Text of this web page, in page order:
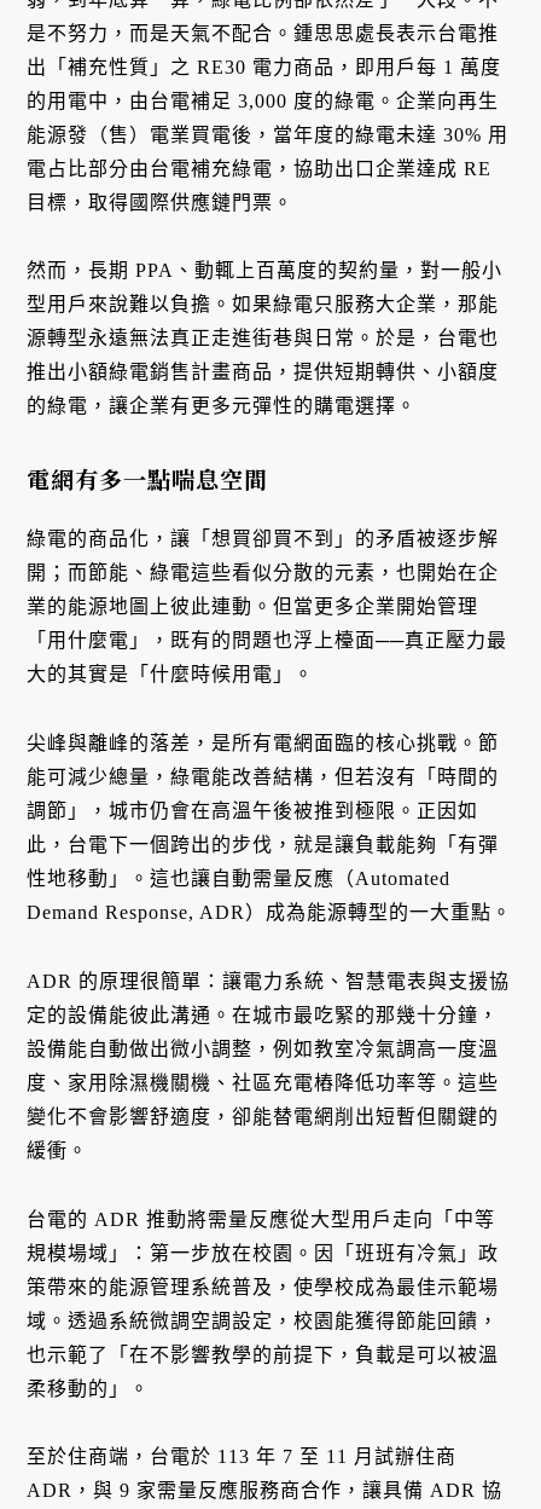
是不努力，而是天氣不配合。鍾思思處長表示台電推
出「補充性質」之 RE30 電力商品，即用戶每 1 萬度
的用電中，由台電補足 3,000 度的綠電。企業向再生
能源發（售）電業買電後，當年度的綠電未達 30% 用
電占比部分由台電補充綠電，協助出口企業達成 RE
目標，取得國際供應鏈門票。
然而，長期 PPA、動輒上百萬度的契約量，對一般小
型用戶來說難以負擔。如果綠電只服務大企業，那能
源轉型永遠無法真正走進街巷與日常。於是，台電也
推出小額綠電銷售計畫商品，提供短期轉供、小額度
的綠電，讓企業有更多元彈性的購電選擇。
電網有多一點喘息空間
綠電的商品化，讓「想買卻買不到」的矛盾被逐步解
開；而節能、綠電這些看似分散的元素，也開始在企
業的能源地圖上彼此連動。但當更多企業開始管理
「用什麼電」，既有的問題也浮上檯面──真正壓力最
大的其實是「什麼時候用電」。
尖峰與離峰的落差，是所有電網面臨的核心挑戰。節
能可減少總量，綠電能改善結構，但若沒有「時間的
調節」，城市仍會在高溫午後被推到極限。正因如
此，台電下一個跨出的步伐，就是讓負載能夠「有彈
性地移動」。這也讓自動需量反應（Automated
Demand Response, ADR）成為能源轉型的一大重點。
ADR 的原理很簡單：讓電力系統、智慧電表與支援協
定的設備能彼此溝通。在城市最吃緊的那幾十分鐘，
設備能自動做出微小調整，例如教室冷氣調高一度溫
度、家用除濕機關機、社區充電樁降低功率等。這些
變化不會影響舒適度，卻能替電網削出短暫但關鍵的
緩衝。
台電的 ADR 推動將需量反應從大型用戶走向「中等
規模場域」：第一步放在校園。因「班班有冷氣」政
策帶來的能源管理系統普及，使學校成為最佳示範場
域。透過系統微調空調設定，校園能獲得節能回饋，
也示範了「在不影響教學的前提下，負載是可以被溫
柔移動的」。
至於住商端，台電於 113 年 7 至 11 月試辦住商
ADR，與 9 家需量反應服務商合作，讓具備 ADR 協